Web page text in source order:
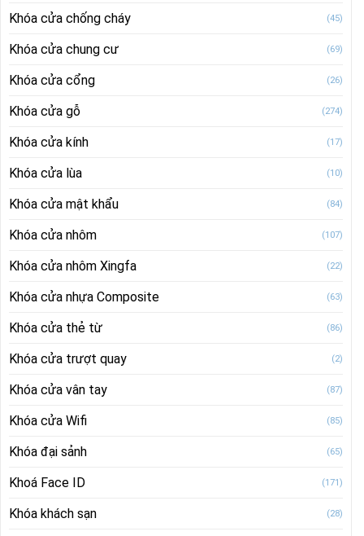
Khóa cửa chống cháy (45)
Khóa cửa chung cư (69)
Khóa cửa cổng (26)
Khóa cửa gỗ (274)
Khóa cửa kính (17)
Khóa cửa lùa (10)
Khóa cửa mật khẩu (84)
Khóa cửa nhôm (107)
Khóa cửa nhôm Xingfa (22)
Khóa cửa nhựa Composite (63)
Khóa cửa thẻ từ (86)
Khóa cửa trượt quay (2)
Khóa cửa vân tay (87)
Khóa cửa Wifi (85)
Khóa đại sảnh (65)
Khoá Face ID (171)
Khóa khách sạn (28)